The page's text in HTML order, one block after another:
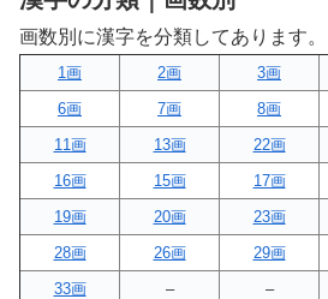
画数別に漢字を分類してあります。
1画 2画 3画
6画
7画 8画
11画
13画 22画
16画
15画 17画
19画
20画 23画
28画
26画 29画
33画
– –